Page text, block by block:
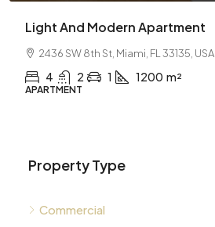
Light And Modern Apartment
2436 SW 8th St, Miami, FL 33135, USA
4 2 1 1200 m²
APARTMENT
Property Type
Commercial